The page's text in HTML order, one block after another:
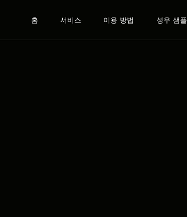
홈 서비스 이용 방법 성우 샘플